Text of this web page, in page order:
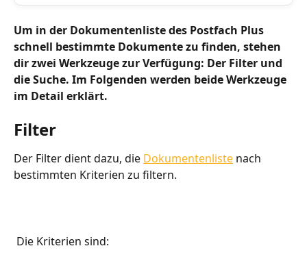
Um in der Dokumentenliste des Postfach Plus
schnell bestimmte Dokumente zu finden, stehen
dir zwei Werkzeuge zur Verfügung: Der Filter und
die Suche. Im Folgenden werden beide Werkzeuge
im Detail erklärt.
Filter
Der Filter dient dazu, die Dokumentenliste nach
bestimmten Kriterien zu filtern.
Die Kriterien sind: